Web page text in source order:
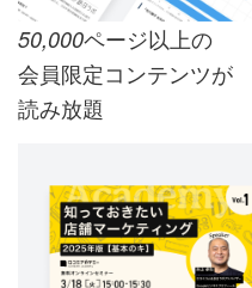
50,000ページ以上の
会員限定コンテンツが
読み放題